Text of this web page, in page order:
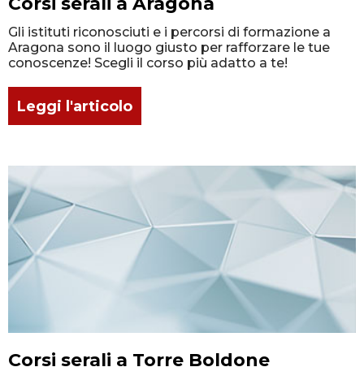
Gli istituti riconosciuti e i percorsi di formazione a
Aragona sono il luogo giusto per rafforzare le tue
conoscenze! Scegli il corso più adatto a te!
Leggi l'articolo
Corsi serali a Torre Boldone